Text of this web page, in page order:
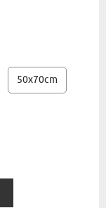
50x70cm